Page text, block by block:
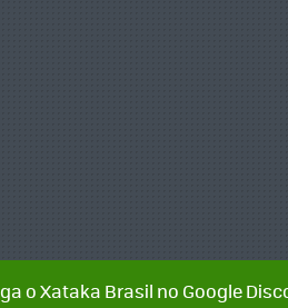
o Xataka Brasil no Google